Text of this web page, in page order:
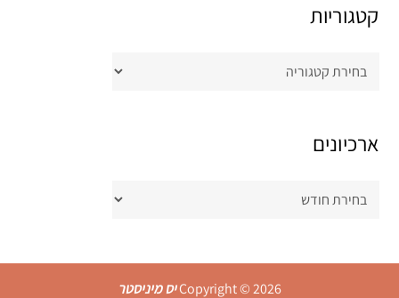
קטגוריות
ארכיונים
Copyright © 2026יס מיניסטר